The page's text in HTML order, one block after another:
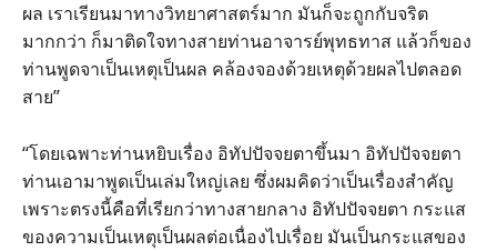
ผล เราเรียนมาทางวิทยาศาสตร์มาก มันก็จะถูกกับจริต
มากกว่า ก็มาติดใจทางสายท่านอาจารย์พุทธทาส แล้วก็ของ
ท่านพูดจาเป็นเหตุเป็นผล คล้องจองด้วยเหตุด้วยผลไปตลอด
สาย”
“โดยเฉพาะท่านหยิบเรื่อง อิทัปปัจจยตาขึ้นมา อิทัปปัจจยตา
ท่านเอามาพูดเป็นเล่มใหญ่เลย ซึ่งผมคิดว่าเป็นเรื่องสำคัญ
เพราะตรงนี้คือที่เรียกว่าทางสายกลาง อิทัปปัจจยตา กระแส
ของความเป็นเหตุเป็นผลต่อเนื่องไปเรื่อย มันเป็นกระแสของ